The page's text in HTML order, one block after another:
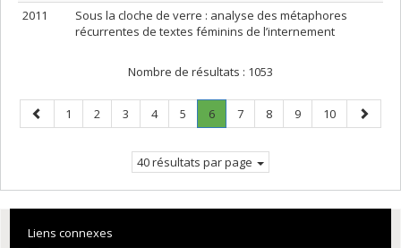
2011
Sous la cloche de verre : analyse des métaphores
récurrentes de textes féminins de l’internement
Nombre de résultats : 1053
Page
précédente
Page
1 Page
2 Page
3 Page
4 Page
5 Page
6.
Page
Page
7 Page
8 Page
9 Page
10
Page
40 résultats par page
Liens connexes